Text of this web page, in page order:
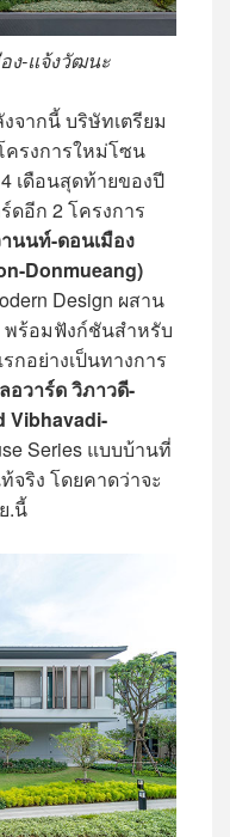
ง-แจ้งวัฒนะ
จากนี้ บริษัทเตรียม
ครงการใหม่โซน
เดือนสุดท้ายของปี
ดอีก 2 โครงการ
นนท์-ดอนเมือง
Donmueang)
Design ผสาน
ร้อมฟังก์ชันสำหรับ
กอย่างเป็นทางการ
อวาร์ด วิภาวดี-
Vibhavadi-
Series แบบบ้านที่
จริง โดยคาดว่าจะ
.นี้